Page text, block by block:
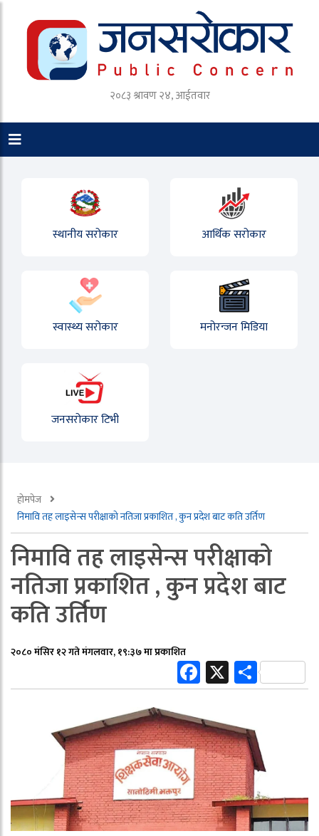
२०८३ श्रावण २४, आईतवार
स्थानीय सरोकार आर्थिक सरोकार
स्वास्थ्य सरोकार मनोरन्जन मिडिया
जनसरोकार टिभी
होमपेज
निमावि तह लाइसेन्स परीक्षाको नतिजा प्रकाशित , कुन प्रदेश बाट कति उर्तिण
निमावि तह लाइसेन्स परीक्षाको
नतिजा प्रकाशित , कुन प्रदेश बाट
कति उर्तिण
२०८० मंसिर १२ गते मंगलवार, १९:३७ मा प्रकाशित
Facebook
XShare